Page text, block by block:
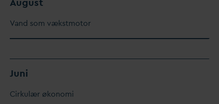
Vand som vækstmotor
Juni
Cirkulær økonomi